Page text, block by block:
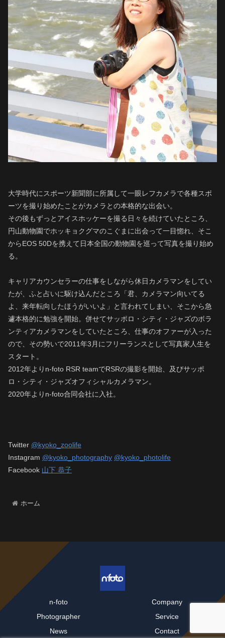
大学時代にスポーツ新聞部に所属して一眼レフカメラで各種スポ
ーツを撮り始めたことがカメラとの本格的な出会い。
その後もずっとアイスホッケーを撮る日々を続けていたところ、
円山動物園でホッキョクグマのこぐまに出会って一目惚れ、そこ
からEOS 50Dを携えて日本全国の動物園を巡って写真を撮り始め
る。
キャリアカウンセラーの仕事をしながら休日カメラマンをしてい
たが、ふと占いに駆け込んだところ「君、カメラマン向いてる
よ、来年転向したほうがいいよ」と言われてしまい、そこから急
遽本格的に勉強を開始。併せてサッポロ・シティ・ジャズのボラ
ンティアカメラマンをしていたところ、仕事のオファーが入った
ので、その勢いで2011年3月にフリーランスとして写真家人生を
スタート。
2012年よりn-foto RSR teamでRSRの撮影を開始、及びサッポ
ロ・シティ・ジャズオフィシャルカメラマン。
2020年よりn-foto合同会社に入社。
Twitter @kyoko_zoolife
Instagram @kyoko_photography @kyoko_photolife
Facebook 山下 恭子
ホーム
n-foto
Company
Photographer
Service
News
Contact